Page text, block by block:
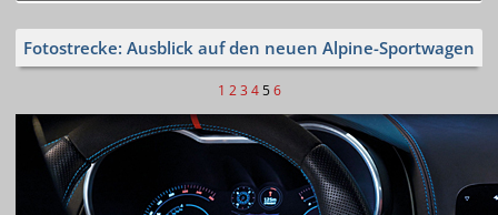
Fotostrecke: Ausblick auf den neuen Alpine-Sportwagen
1 2 3 4 5 6